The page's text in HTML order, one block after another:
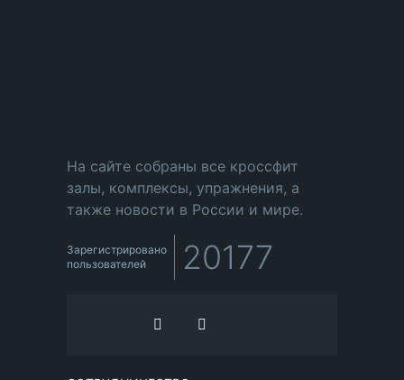
На сайте собраны все кроссфит
залы, комплексы, упражнения, а
также новости в России и мире.
Зарегистрировано
пользователей
20177